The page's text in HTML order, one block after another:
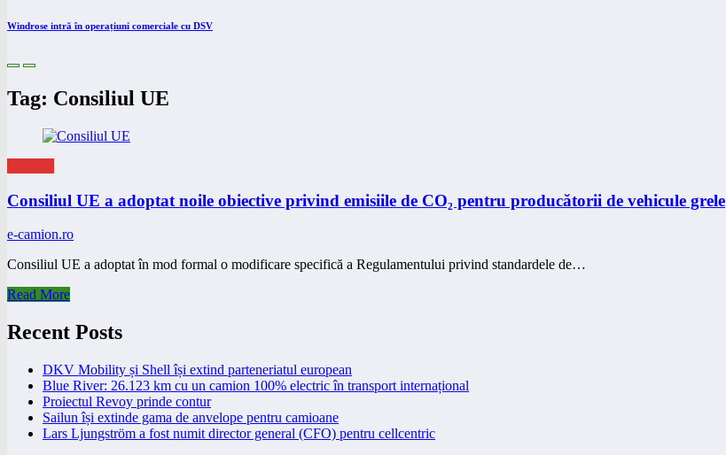
Windrose intră în operațiuni comerciale cu DSV
Tag: Consiliul UE
Consiliul UE a adoptat noile obiective privind emisiile de CO₂ pentru producătorii de vehicule grele
e-camion.ro
Consiliul UE a adoptat în mod formal o modificare specifică a Regulamentului privind standardele de…
Read More
Recent Posts
DKV Mobility și Shell își extind parteneriatul european
Blue River: 26.123 km cu un camion 100% electric în transport internațional
Proiectul Revoy prinde contur
Sailun își extinde gama de anvelope pentru camioane
Lars Ljungström a fost numit director general (CFO) pentru cellcentric